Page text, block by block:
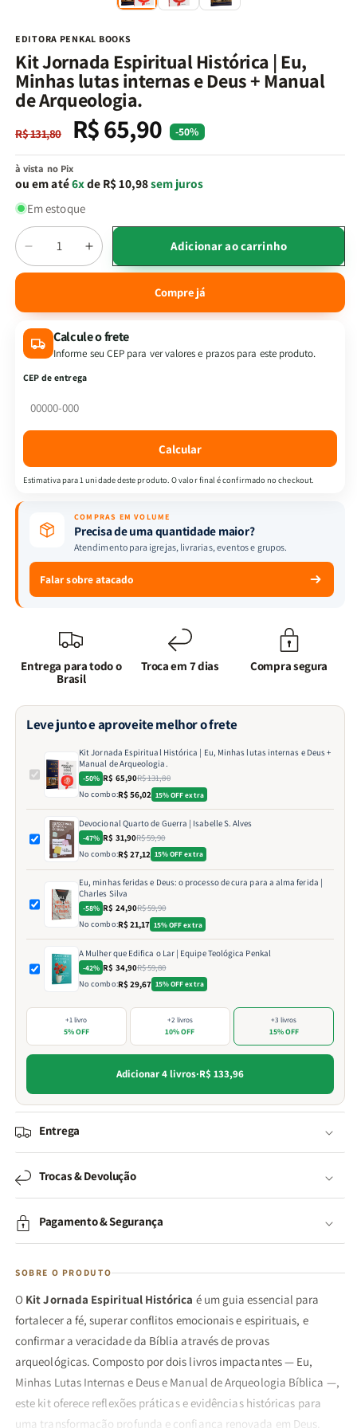
EDITORA PENKAL BOOKS
Kit Jornada Espiritual Histórica | Eu,
Minhas lutas internas e Deus + Manual
de Arqueologia.
Preço
normal
R$ 131,80
Preço
promocional
R$ 65,90 -50%
à vista no Pix
ou em até6xde R$ 10,98sem juros
Em estoque
Quantidade
Diminuir
a
Kit
Jornada
Espiritual
Histórica
Eu,
e
Deus
Manual
de
Arqueologia.
Aumentar
a
quantidade
Kit
Jornada
Espiritual
e
Deus
Manual
de
Arqueologia.
Adicionar ao carrinho
Compre já
Calcule o frete
Informe seu CEP para ver valores e prazos para este produto.
CEP de entrega
Calcular
Estimativa para 1 unidade deste produto. O valor final é confirmado no checkout.
COMPRAS EM VOLUME
Precisa de uma quantidade maior?
Atendimento para igrejas, livrarias, eventos e grupos.
Falar sobre atacado
Entrega para todo o
Brasil
Troca em 7 dias Compra segura
Leve junto e aproveite melhor o frete
Kit Jornada Espiritual Histórica | Eu, Minhas lutas internas e Deus +
Manual de Arqueologia.
-50% R$ 65,90R$ 131,80
No combo:R$ 56,02 15% OFF extra
Devocional Quarto de Guerra | Isabelle S. Alves
-47% R$ 31,90R$ 59,90
No combo:R$ 27,12 15% OFF extra
Eu, minhas feridas e Deus: o processo de cura para a alma ferida |
Charles Silva
-58% R$ 24,90R$ 59,90
No combo:R$ 21,17 15% OFF extra
A Mulher que Edifica o Lar | Equipe Teológica Penkal
-42% R$ 34,90R$ 59,80
No combo:R$ 29,67 15% OFF extra
+1 livro
5% OFF
+2 livros
10% OFF
+3 livros
15% OFF
Adicionar 4 livros·R$ 133,96
Entrega
Trocas & Devolução
Pagamento & Segurança
SOBRE O PRODUTO
O Kit Jornada Espiritual Histórica é um guia essencial para
fortalecer a fé, superar conflitos emocionais e espirituais, e
confirmar a veracidade da Bíblia através de provas
arqueológicas. Composto por dois livros impactantes — Eu,
Minhas Lutas Internas e Deus e Manual de Arqueologia Bíblica —,
este kit oferece reflexões práticas e evidências históricas para
uma transformação profunda e confiança renovada em Deus.